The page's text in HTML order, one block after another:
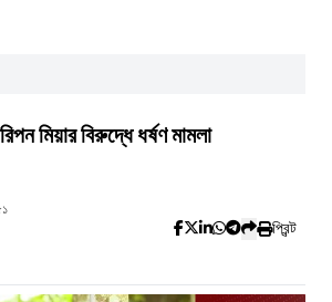
মিয়ার বিরুদ্ধে ধর্ষণ মামলা
প্রিন্ট